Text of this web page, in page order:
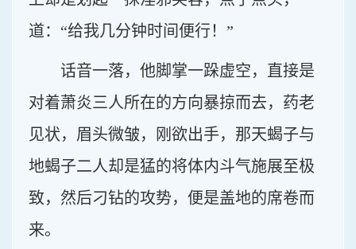
道：“给我几分钟时间便行！”
话音一落，他脚掌一跺虚空，直接是
对着萧炎三人所在的方向暴掠而去，药老
见状，眉头微皱，刚欲出手，那天蝎子与
地蝎子二人却是猛的将体内斗气施展至极
致，然后刁钻的攻势，便是盖地的席卷而
来。